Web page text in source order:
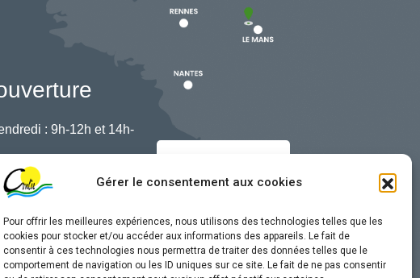
Gérer le consentement aux cookies
Pour offrir les meilleures expériences, nous utilisons des technologies telles que les
cookies pour stocker et/ou accéder aux informations des appareils. Le fait de
consentir à ces technologies nous permettra de traiter des données telles que le
comportement de navigation ou les ID uniques sur ce site. Le fait de ne pas consentir
: 9h-12h et 14h-